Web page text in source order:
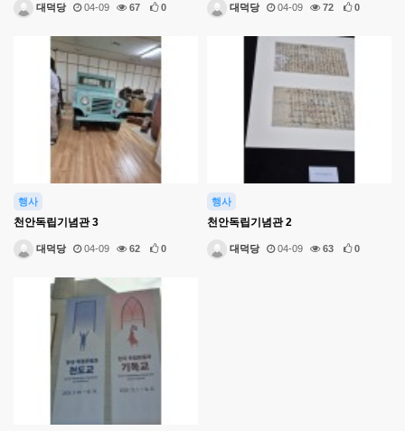
대덕당 04-09 67 0 대덕당 04-09 72 0
행사
천안독립기념관 3
대덕당 04-09 62 0
행사
천안독립기념관 2
대덕당 04-09 63 0